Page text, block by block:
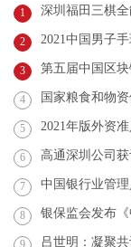
1 深圳福田三棋
2 2021中国男子
3 第五届中国区
4 国家粮食和物资储
5 2021年版外资
6 高通深圳公司
7 中国银行业管理
8 银保监会发布《
9 吕世明：凝聚